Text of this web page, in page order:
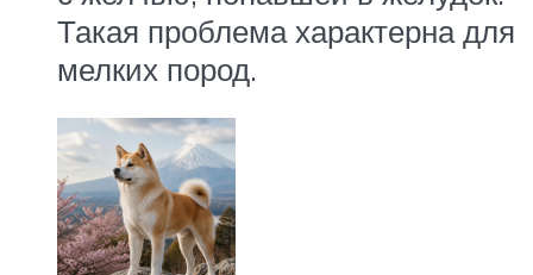
Такая проблема характерна для
мелких пород.